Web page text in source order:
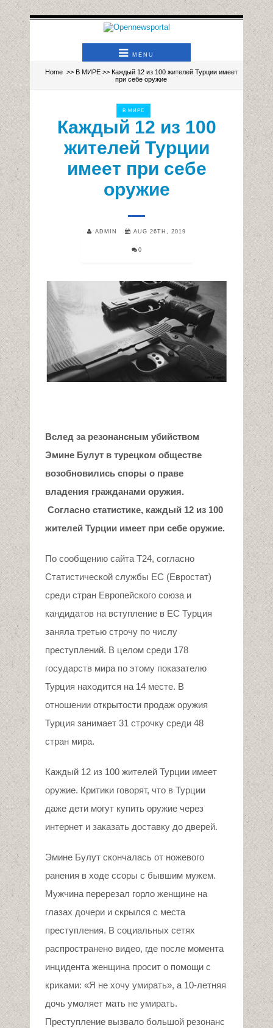
MENU
Home >> В МИРЕ>> Каждый 12 из 100 жителей Турции имеет
при себе оружие
В МИРЕ
Каждый 12 из 100
жителей Турции
имеет при себе
оружие
ADMIN AUG 26TH, 2019
0
Вслед за резонансным убийством
Эмине Булут в турецком обществе
возобновились споры о праве
владения гражданами оружия.
Согласно статистике, каждый 12 из 100
жителей Турции имеет при себе оружие.
По сообщению сайта T24, согласно
Статистической службы ЕС (Евростат)
среди стран Европейского союза и
кандидатов на вступление в ЕС Турция
заняла третью строчу по числу
преступлений. В целом среди 178
государств мира по этому показателю
Турция находится на 14 месте. В
отношении открытости продаж оружия
Турция занимает 31 строчку среди 48
стран мира.
Каждый 12 из 100 жителей Турции имеет
оружие. Критики говорят, что в Турции
даже дети могут купить оружие через
интернет и заказать доставку до дверей.
Эмине Булут скончалась от ножевого
ранения в ходе ссоры с бывшим мужем.
Мужчина перерезал горло женщине на
глазах дочери и скрылся с места
преступления. В социальных сетях
распространено видео, где после момента
инцидента женщина просит о помощи с
криками: «Я не хочу умирать», а 10-летняя
дочь умоляет мать не умирать.
Преступление вызвало большой резонанс